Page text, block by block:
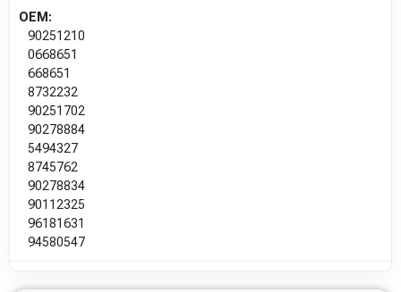
OEM:
90251210
0668651
668651
8732232
90251702
90278884
5494327
8745762
90278834
90112325
96181631
94580547